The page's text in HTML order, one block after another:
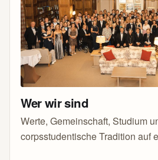
Wer wir sind
Werte, Gemeinschaft, Studium
corpsstudentische Tradition auf